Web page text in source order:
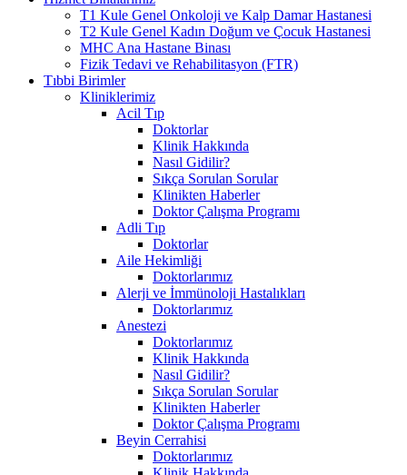
T1 Kule Genel Onkoloji ve Kalp Damar Hastanesi
T2 Kule Genel Kadın Doğum ve Çocuk Hastanesi
MHC Ana Hastane Binası
Fizik Tedavi ve Rehabilitasyon (FTR)
Tıbbi Birimler
Kliniklerimiz
Acil Tıp
Doktorlar
Klinik Hakkında
Nasıl Gidilir?
Sıkça Sorulan Sorular
Klinikten Haberler
Doktor Çalışma Programı
Adli Tıp
Doktorlar
Aile Hekimliği
Doktorlarımız
Alerji ve İmmünoloji Hastalıkları
Doktorlarımız
Anestezi
Doktorlarımız
Klinik Hakkında
Nasıl Gidilir?
Sıkça Sorulan Sorular
Klinikten Haberler
Doktor Çalışma Programı
Beyin Cerrahisi
Doktorlarımız